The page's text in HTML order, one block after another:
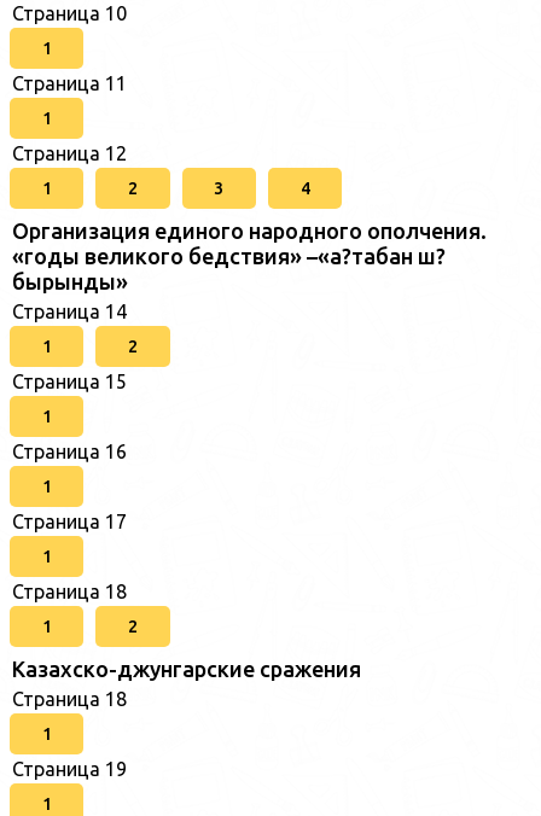
Страница 10
1
Страница 11
1
Страница 12
1 2 3 4
Организация единого народного ополчения.
«годы великого бедствия» –«а?табан ш?
бырынды»
Страница 14
1 2
Страница 15
1
Страница 16
1
Страница 17
1
Страница 18
1 2
Казахско-джунгарские сражения
Страница 18
1
Страница 19
1